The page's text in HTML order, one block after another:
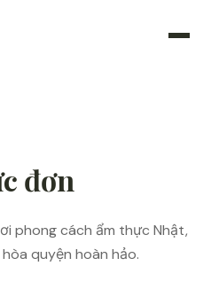
đơn
phong cách ẩm thực Nhật,
quyện hoàn hảo.